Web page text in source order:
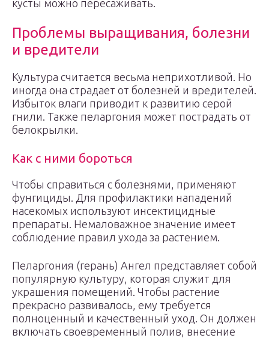
кусты можно пересаживать.
Проблемы выращивания, болезни
и вредители
Культура считается весьма неприхотливой. Но
иногда она страдает от болезней и вредителей.
Избыток влаги приводит к развитию серой
гнили. Также пеларгония может пострадать от
белокрылки.
Как с ними бороться
Чтобы справиться с болезнями, применяют
фунгициды. Для профилактики нападений
насекомых используют инсектицидные
препараты. Немаловажное значение имеет
соблюдение правил ухода за растением.
Пеларгония (герань) Ангел представляет собой
популярную культуру, которая служит для
украшения помещений. Чтобы растение
прекрасно развивалось, ему требуется
полноценный и качественный уход. Он должен
включать своевременный полив, внесение